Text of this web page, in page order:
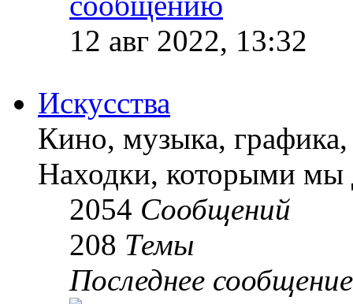
12 авг 2022, 13:32
Искусства
Кино, музыка, графика,
Находки, которыми мы
2054 Сообщений
208 Темы
Последнее сообщение